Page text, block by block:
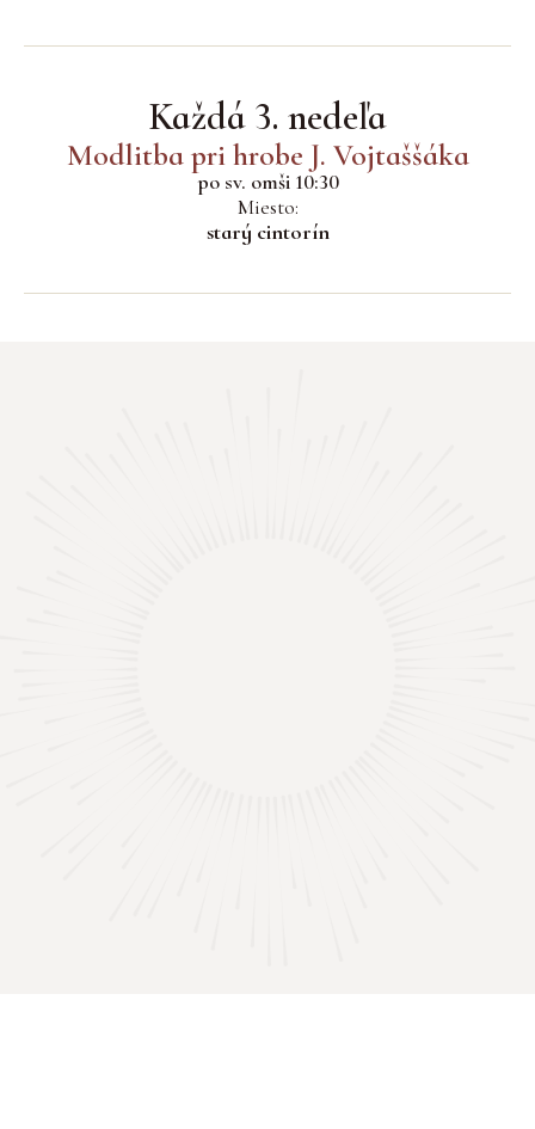
Každá 3. nedeľa
Modlitba pri hrobe J. Vojtaššáka
po sv. omši 10:30
Miesto:
starý cintorín